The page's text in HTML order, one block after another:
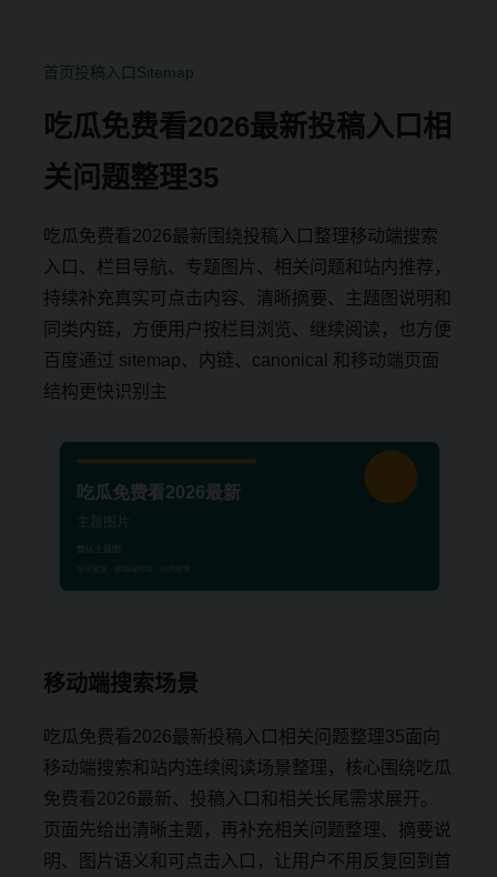
首页投稿入口Sitemap
吃瓜免费看2026最新投稿入口相
关问题整理35
吃瓜免费看2026最新围绕投稿入口整理移动端搜索
入口、栏目导航、专题图片、相关问题和站内推荐，
持续补充真实可点击内容、清晰摘要、主题图说明和
同类内链，方便用户按栏目浏览、继续阅读，也方便
百度通过 sitemap、内链、canonical 和移动端页面
结构更快识别主
移动端搜索场景
吃瓜免费看2026最新投稿入口相关问题整理35面向
移动端搜索和站内连续阅读场景整理，核心围绕吃瓜
免费看2026最新、投稿入口和相关长尾需求展开。
页面先给出清晰主题，再补充相关问题整理、摘要说
明、图片语义和可点击入口，让用户不用反复回到首